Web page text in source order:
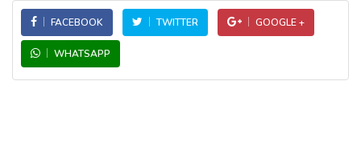
FACEBOOK TWITTER GOOGLE +
WHATSAPP